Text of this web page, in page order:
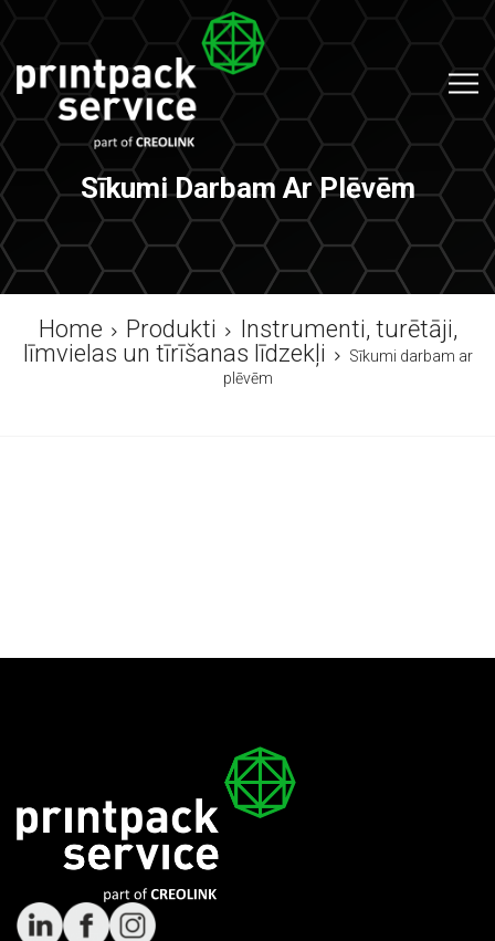
Sīkumi Darbam Ar Plēvēm
Home Produkti
Instrumenti, turētāji,
līmvielas un tīrīšanas līdzekļi
Sīkumi darbam ar
plēvēm